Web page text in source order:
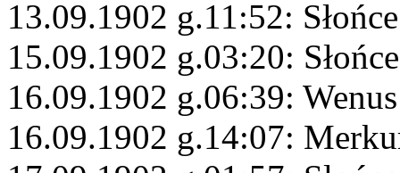
13.09.1902 g.11:52:
15.09.1902 g.03:20:
16.09.1902 g.06:39:
16.09.1902 g.14:07: